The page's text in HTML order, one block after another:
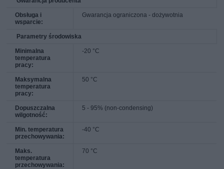
Obsługa i
wsparcie:
Gwarancja ograniczona - dożywotnia
Parametry środowiska
Minimalna
temperatura
pracy:
-20 °C
Maksymalna
temperatura
pracy:
50 °C
Dopuszczalna
wilgotność:
5 - 95% (non-condensing)
Min. temperatura
przechowywania:
-40 °C
Maks.
temperatura
przechowywania:
70 °C